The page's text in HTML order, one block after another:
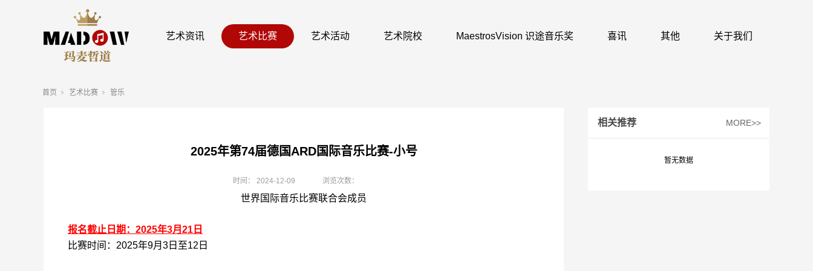
艺术资讯 艺术比赛 艺术活动 艺术院校 MaestrosVision 识途音乐奖 喜讯 其他 关于我们
首页 艺术比赛 管乐
2025年第74届德国ARD国际音乐比赛-小号
时间： 2024-12-09 浏览次数：
世界国际音乐比赛联合会成员
报名截止日期： 2025年3月 21 日
比赛时间： 2025年9月 3 日至12 日
相关推荐 MORE>>
暂无数据